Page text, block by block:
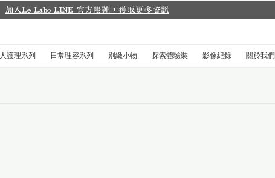
護理系列 日常理容系列 別緻小物 探索體驗裝 影像紀錄 關於我們